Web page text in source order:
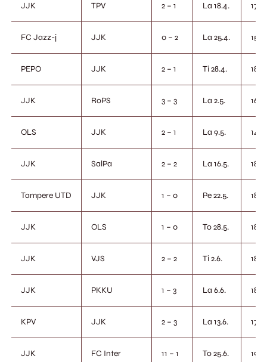
JJK TPV 2 – 1 La 18.4.
FC Jazz-j JJK 0 – 2 La 25.4.
PEPO JJK 2 – 1 Ti 28.4.
JJK RoPS 3 – 3 La 2.5.
OLS JJK 2 – 1 La 9.5.
JJK SalPa 2 – 2 La 16.5.
Tampere UTD JJK 1 – 0 Pe 22.5.
JJK OLS 1 – 0 To 28.5.
JJK VJS 2 – 2 Ti 2.6.
JJK PKKU 1 – 3 La 6.6.
KPV JJK 2 – 3 La 13.6.
JJK FC Inter 11 – 1 To 25.6.